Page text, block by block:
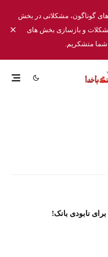
های گوناگون، مشکلاتی در بخش
مشکلات و بازسازی بخش های
شما متشکریم.